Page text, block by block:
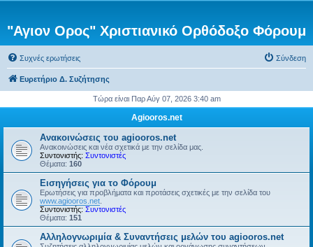
"Αγιον Ορος" Χριστιανικό Ορθόδοξο Φόρουμ
Συχνές ερωτήσεις Σύνδεση
Ευρετήριο Δ. Συζήτησης
Τώρα είναι Παρ Αύγ 07, 2026 3:40 am
Agiooros.net
Ανακοινώσεις του agiooros.net
Ανακοινώσεις και νέα σχετικά με την σελίδα μας.
Συντονιστής: Συντονιστές
Θέματα: 160
Εισηγήσεις για το Φόρουμ
Ερωτήσεις για προβλήματα και προτάσεις σχετικές με την σελίδα του
www.agiooros.net
Συντονιστής: Συντονιστές
Θέματα: 151
Αλληλογνωριμία & Συναντήσεις μελών του agiooros.net